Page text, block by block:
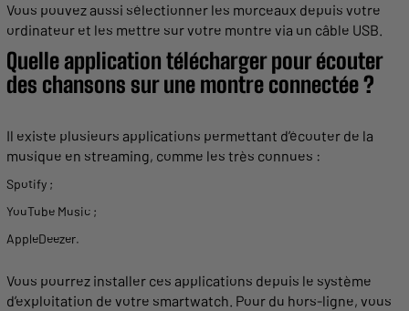
Vous pouvez aussi sélectionner les morceaux depuis votre
ordinateur et les mettre sur votre montre via un câble USB.
Quelleapplication télécharger pour écouter
des chansons sur une montre connectée ?
Il existe plusieurs applications permettant d’écouter de la
musique en streaming, comme les très connues :
Spotify ;
YouTube Music ;
AppleDeezer.
Vous pourrez installer ces applications depuis le système
d’exploitation de votre smartwatch. Pour du hors-ligne, vous